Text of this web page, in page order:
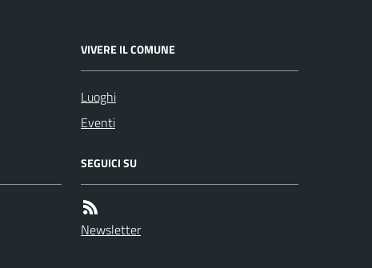
VIVERE IL COMUNE
Luoghi
Eventi
SEGUICI SU
Newsletter